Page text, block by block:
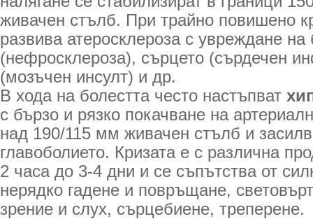
живачен стълб. При трайно повишено
развива атеросклероза с увреждане на
(нефросклероза), сърцето (сърдечен
(мозъчен инсулт) и др.
В хода на болестта често настъпват
с бързо и рязко покачване на
над 190/115 мм живачен стълб и
главоболието. Кризата е с различна
2 часа до 3-4 дни и се съпътства от
нерядко гадене и повръщане,
зрение и слух, сърцебиене, треперене.